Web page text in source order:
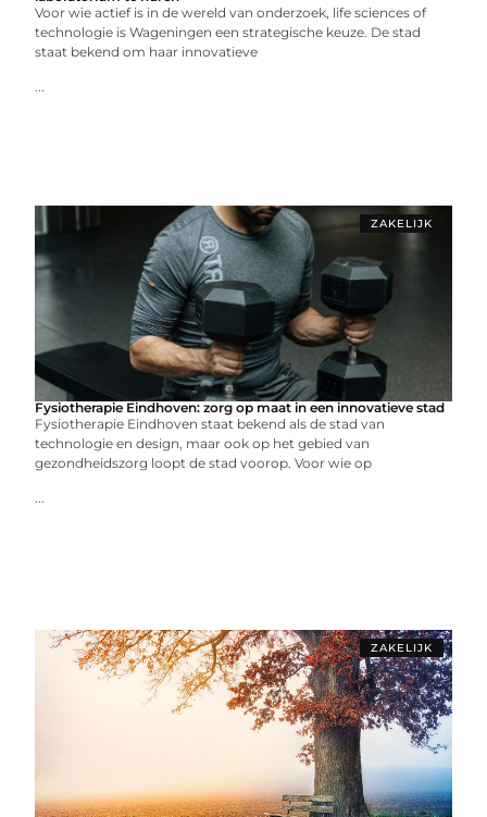
Voor wie actief is in de wereld van onderzoek, life sciences of
technologie is Wageningen een strategische keuze. De stad
staat bekend om haar innovatieve
...
ZAKELIJK
Fysiotherapie Eindhoven: zorg op maat in een innovatieve stad
Fysiotherapie Eindhoven staat bekend als de stad van
technologie en design, maar ook op het gebied van
gezondheidszorg loopt de stad voorop. Voor wie op
...
ZAKELIJK